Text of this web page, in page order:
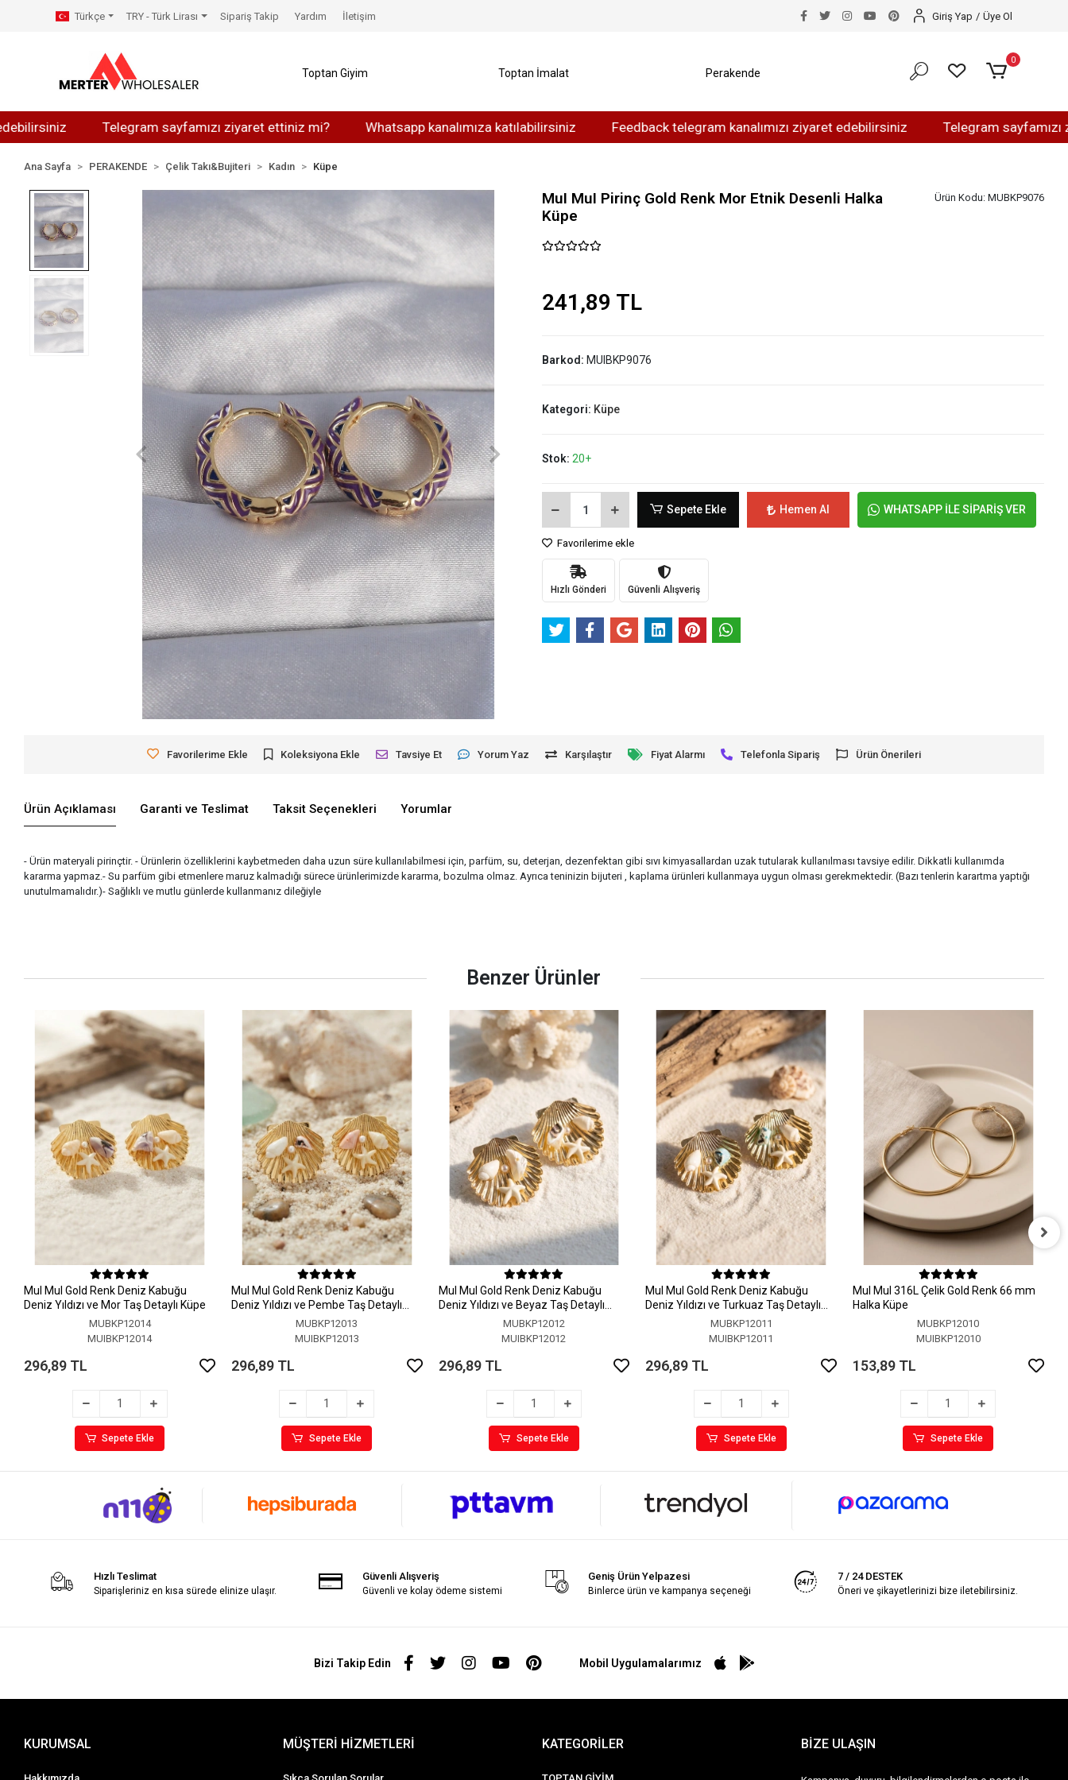
Telegram sayfamızı ziyaret ettiniz mi? Whatsapp kanalımıza katılabilirsiniz Feedback telegram kanalımızı ziyaret edebilirsiniz Telegram sayfamızı
Türkçe TRY - Türk Lirası Sipariş Takip Yardım İletişim Giriş Yap / Üye Ol
Toptan Giyim Toptan İmalat Perakende
0
Ana Sayfa PERAKENDE Çelik Takı&Bujiteri Kadın Küpe
MuI MuI Pirinç Gold Renk Mor Etnik Desenli Halka
Küpe
Ürün Kodu: MUBKP9076
241,89 TL
Barkod: MUIBKP9076
Kategori: Küpe
Stok: 20+
Sepete Ekle Hemen Al WHATSAPP İLE SİPARİŞ VER
Favorilerime ekle
Hızlı Gönderi Güvenli Alışveriş
Favorilerime Ekle Koleksiyona Ekle Tavsiye Et Yorum Yaz Karşılaştır Fiyat Alarmı Telefonla Sipariş Ürün Önerileri
Ürün Açıklaması Garanti ve Teslimat Taksit Seçenekleri Yorumlar
- Ürün materyali pirinçtir. - Ürünlerin özelliklerini kaybetmeden daha uzun süre kullanılabilmesi için, parfüm, su, deterjan, dezenfektan gibi sıvı kimyasallardan uzak tutularak kullanılması tavsiye edilir. Dikkatli kullanımda
kararma yapmaz.- Su parfüm gibi etmenlere maruz kalmadığı sürece ürünlerimizde kararma, bozulma olmaz. Ayrıca teninizin bijuteri , kaplama ürünleri kullanmaya uygun olması gerekmektedir. (Bazı tenlerin karartma yaptığı
unutulmamalıdır.)- Sağlıklı ve mutlu günlerde kullanmanız dileğiyle
Benzer Ürünler
MuI MuI Gold Renk Deniz Kabuğu
Deniz Yıldızı ve Mor Taş Detaylı Küpe
MUBKP12014
MUIBKP12014
296,89 TL
Sepete Ekle
MuI MuI Gold Renk Deniz Kabuğu
Deniz Yıldızı ve Pembe Taş Detaylı
MUBKP12013
MUIBKP12013
296,89 TL
Sepete Ekle
MuI MuI Gold Renk Deniz Kabuğu
Deniz Yıldızı ve Beyaz Taş Detaylı
MUBKP12012
MUIBKP12012
296,89 TL
Sepete Ekle
MuI MuI Gold Renk Deniz Kabuğu
Deniz Yıldızı ve Turkuaz Taş Detaylı
MUBKP12011
MUIBKP12011
296,89 TL
Sepete Ekle
MuI MuI 316L Çelik Gold Renk 66 mm
Halka Küpe
MUBKP12010
MUIBKP12010
153,89 TL
Sepete Ekle
Hızlı Teslimat
Siparişleriniz en kısa sürede elinize ulaşır.
Güvenli Alışveriş
Güvenli ve kolay ödeme sistemi
Geniş Ürün Yelpazesi
Binlerce ürün ve kampanya seçeneği
7 / 24 DESTEK
Öneri ve şikayetlerinizi bize iletebilirsiniz.
Bizi Takip Edin Mobil Uygulamalarımız
KURUMSAL MÜŞTERİ HİZMETLERİ KATEGORİLER BİZE ULAŞIN